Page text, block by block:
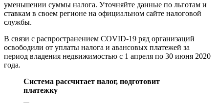
уменьшении суммы налога. Уточняйте данные по льготам и
ставкам в своем регионе на официальном сайте налоговой
службы.
В связи с распространением COVID-19 ряд организаций
освободили от уплаты налога и авансовых платежей за
период владения недвижимостью с 1 апреля по 30 июня 2020
года.
Система рассчитает налог, подготовит
платежку